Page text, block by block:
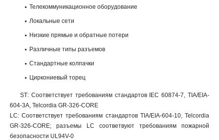
Телекоммуникационное оборудование
Локальные сети
Низкие прямые и обратные потери
Различные типы разъемов
Стандартные колпачки
Циркониевый торец
SТ: Соответствует требованиям стандартов IEC 60874-7, TIA/EIA-
604-3A, Telcordia GR-326-CORE
LC: Соответствует требованиям стандартов TIA/EIA-604-10, Telcordia
GR-326-CORE; разъемы LC соответвуют требованиям пожарной
безопасности UL94V-0